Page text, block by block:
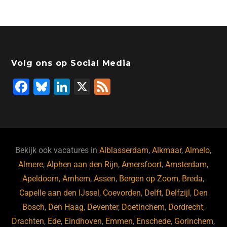
Volg ons op Social Media
F
b
o
o
k
Bl
ky
Li
dI
n
X
Bekijk ook vacatures inAlblasserdam,Alkmaar,Almelo,
Almere,Alphen aan den Rijn,Amersfoort,Amsterdam,
Apeldoorn,Arnhem,Assen, Bergen op Zoom, Breda,
Capelle aan den IJssel, Coevorden, Delft, Delfzijl, Den
Bosch, Den Haag, Deventer, Doetinchem, Dordrecht,
Drachten, Ede, Eindhoven, Emmen, Enschede, Gorinchem,